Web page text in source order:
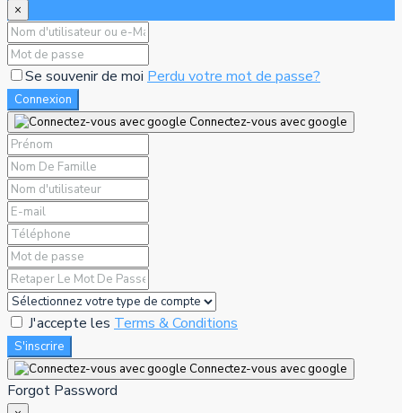
×
Se souvenir de moi Perdu votre mot de passe?
Connexion
Connectez-vous avec google
J'accepte les Terms & Conditions
S'inscrire
Connectez-vous avec google
Forgot Password